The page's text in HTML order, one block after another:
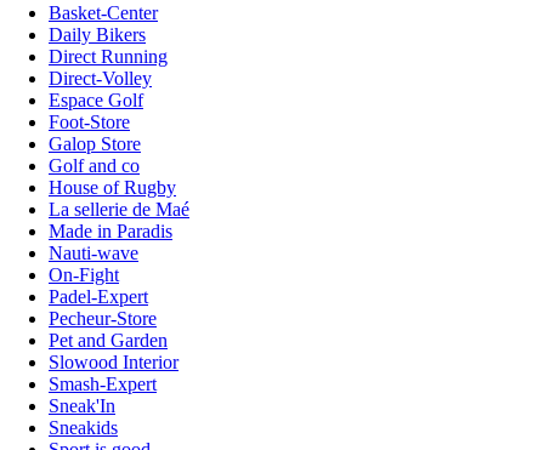
Basket-Center
Daily Bikers
Direct Running
Direct-Volley
Espace Golf
Foot-Store
Galop Store
Golf and co
House of Rugby
La sellerie de Maé
Made in Paradis
Nauti-wave
On-Fight
Padel-Expert
Pecheur-Store
Pet and Garden
Slowood Interior
Smash-Expert
Sneak'In
Sneakids